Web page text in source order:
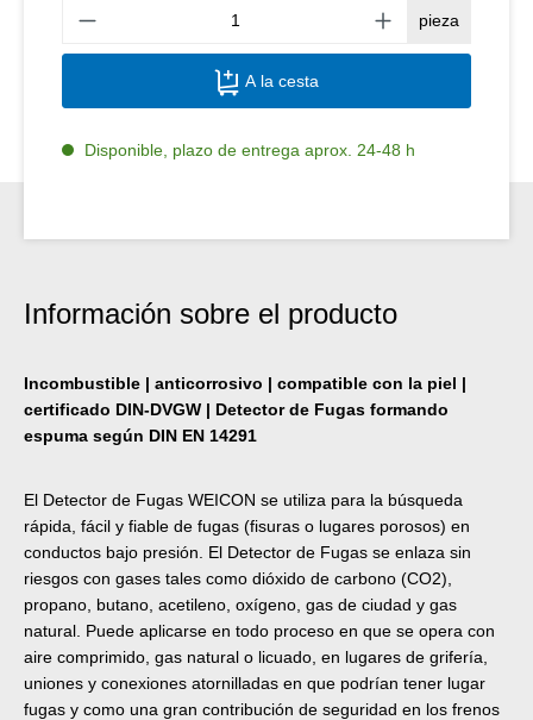
pieza
A la cesta
Disponible, plazo de entrega aprox. 24-48 h
Información sobre el producto
Incombustible | anticorrosivo | compatible con la piel |
certificado DIN-DVGW | Detector de Fugas formando
espuma según DIN EN 14291
El Detector de Fugas WEICON se utiliza para la búsqueda
rápida, fácil y fiable de fugas (fisuras o lugares porosos) en
conductos bajo presión. El Detector de Fugas se enlaza sin
riesgos con gases tales como dióxido de carbono (CO2),
propano, butano, acetileno, oxígeno, gas de ciudad y gas
natural. Puede aplicarse en todo proceso en que se opera con
aire comprimido, gas natural o licuado, en lugares de grifería,
uniones y conexiones atornilladas en que podrían tener lugar
fugas y como una gran contribución de seguridad en los frenos